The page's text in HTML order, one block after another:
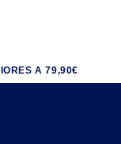
A 79,90€